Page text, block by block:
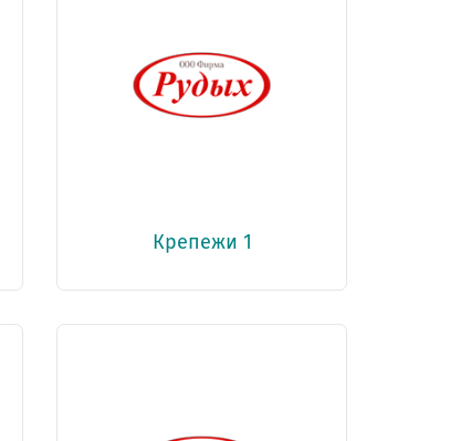
Крепежи 1